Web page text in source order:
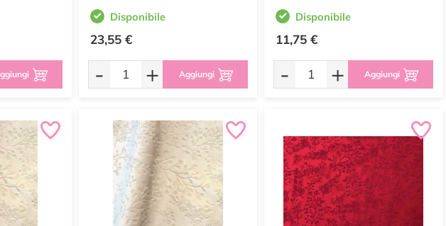
Disponibile
23,55 €
- + Aggiungi
Disponibile
11,75 €
- + Aggiungi